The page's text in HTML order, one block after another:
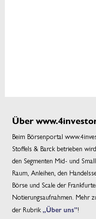
Über
Beim Börsenportal
Stoffels & Barck betrieben
den Segmenten Mid- und
Raum, Anleihen, den
Börse und Scale der
Notierungsaufnahmen. Mehr
der Rubrik„Über uns”!